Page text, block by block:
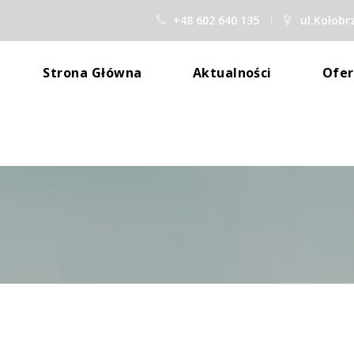
+48 602 640 135
Strona Główna Aktualności